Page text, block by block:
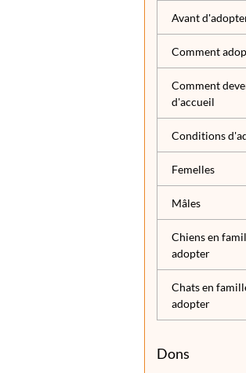
Avant
Comment
Comment
d'accueil
Conditions
Femelles
Mâles
Chiens en
adopter
Chats en
adopter
Dons